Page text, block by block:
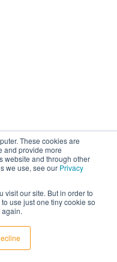
These cookies are
and provide more
website and through other
we use, see our Privacy
visit our site. But in order to
use just one tiny cookie so
| Optimational |